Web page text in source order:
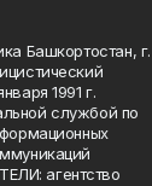
Башкортостан, г.
1991 г.
службой по
агентство